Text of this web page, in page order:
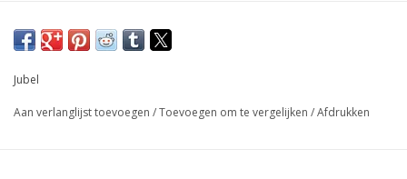
Jubel
Aan verlanglijst toevoegen /Toevoegen om te vergelijken /Afdrukken